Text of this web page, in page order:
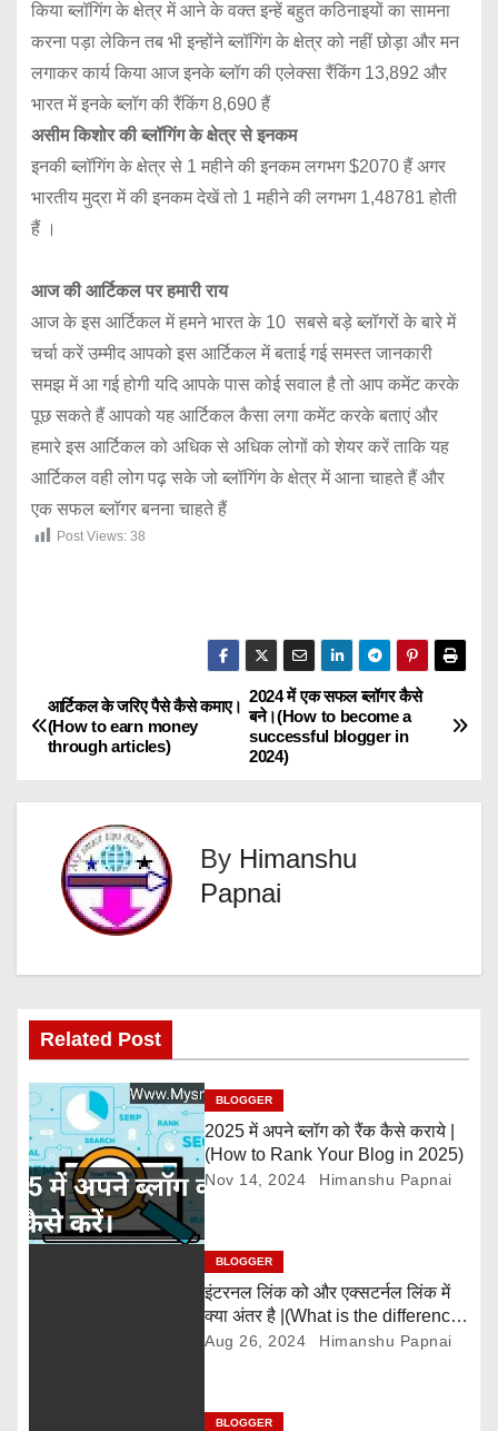
किया ब्लॉगिंग के क्षेत्र में आने के वक्त इन्हें बहुत कठिनाइयों का सामना
करना पड़ा लेकिन तब भी इन्होंने ब्लॉगिंग के क्षेत्र को नहीं छोड़ा और मन
लगाकर कार्य किया आज इनके ब्लॉग की एलेक्सा रैंकिंग 13,892 और
भारत में इनके ब्लॉग की रैंकिंग 8,690 हैं
असीम किशोर की ब्लॉगिंग के क्षेत्र से इनकम
इनकी ब्लॉगिंग के क्षेत्र से 1 महीने की इनकम लगभग $2070 हैं अगर
भारतीय मुद्रा में की इनकम देखें तो 1 महीने की लगभग 1,48781 होती
हैं ।
आज की आर्टिकल पर हमारी राय
आज के इस आर्टिकल में हमने भारत के 10 सबसे बड़े ब्लॉगरों के बारे में
चर्चा करें उम्मीद आपको इस आर्टिकल में बताई गई समस्त जानकारी
समझ में आ गई होगी यदि आपके पास कोई सवाल है तो आप कमेंट करके
पूछ सकते हैं आपको यह आर्टिकल कैसा लगा कमेंट करके बताएं और
हमारे इस आर्टिकल को अधिक से अधिक लोगों को शेयर करें ताकि यह
आर्टिकल वही लोग पढ़ सके जो ब्लॉगिंग के क्षेत्र में आना चाहते हैं और
एक सफल ब्लॉगर बनना चाहते हैं
Post Views: 38
P
o
s
v
g
a
t
i
2024 में एक सफल ब्लॉगर कैसे
बने।(How to become a
successful blogger in
2024)
आर्टिकल के जरिए पैसे कैसे कमाए।
(How to earn money
through articles)
By Himanshu
Papnai
Related Post
BLOGGER
2025 में अपने ब्लॉग को रैंक कैसे कराये |
(How to Rank Your Blog in 2025)
Nov 14, 2024 Himanshu Papnai
BLOGGER
इंटरनल लिंक को और एक्सटर्नल लिंक में
क्या अंतर है |(What is the difference
between internal links and
Aug 26, 2024 Himanshu Papnai
BLOGGER